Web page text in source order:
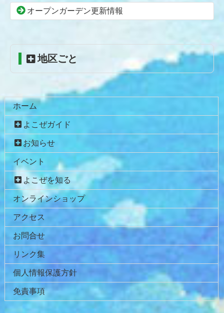
へ
る
オープンガーデン更新情報
地区ごと
ホーム
よこぜガイド
お知らせ
イベント
よこぜを知る
オンラインショップ
アクセス
お問合せ
リンク集
個人情報保護方針
免責事項